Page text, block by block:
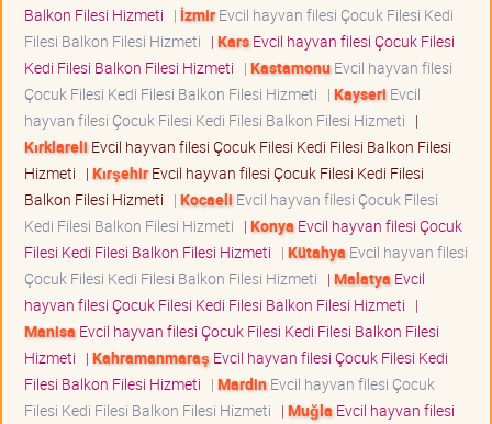
Balkon Filesi Hizmeti | İzmirEvcil hayvan filesi Çocuk Filesi Kedi
Filesi Balkon Filesi Hizmeti | KarsEvcil hayvan filesi Çocuk Filesi
Kedi Filesi Balkon Filesi Hizmeti | KastamonuEvcil hayvan filesi
Çocuk Filesi Kedi Filesi Balkon Filesi Hizmeti | Kayseri Evcil
hayvan filesi Çocuk Filesi Kedi Filesi Balkon Filesi Hizmeti |
Kırklareli Evcil hayvan filesi Çocuk Filesi Kedi Filesi Balkon Filesi
Hizmeti | KırşehirEvcil hayvan filesi Çocuk Filesi Kedi Filesi
Balkon Filesi Hizmeti | Kocaeli Evcil hayvan filesi Çocuk Filesi
Kedi Filesi Balkon Filesi Hizmeti | Konya Evcil hayvan filesi Çocuk
Filesi Kedi Filesi Balkon Filesi Hizmeti | Kütahya Evcil hayvan filesi
Çocuk Filesi Kedi Filesi Balkon Filesi Hizmeti | Malatya Evcil
hayvan filesi Çocuk Filesi Kedi Filesi Balkon Filesi Hizmeti |
Manisa Evcil hayvan filesi Çocuk Filesi Kedi Filesi Balkon Filesi
Hizmeti | Kahramanmaraş Evcil hayvan filesi Çocuk Filesi Kedi
Filesi Balkon Filesi Hizmeti | MardinEvcil hayvan filesi Çocuk
Filesi Kedi Filesi Balkon Filesi Hizmeti | Muğla Evcil hayvan filesi